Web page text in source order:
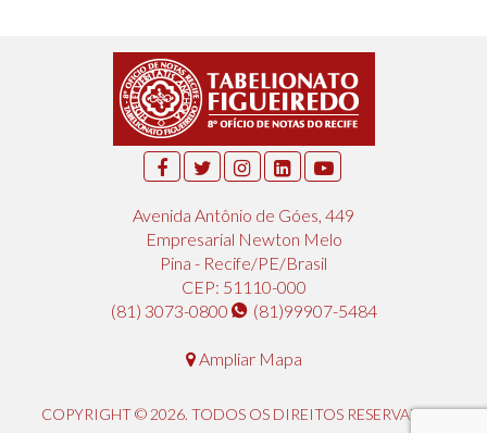
Avenida Antônio de Góes, 449
Empresarial Newton Melo
Pina - Recife/PE/Brasil
CEP: 51110-000
(81) 3073-0800
(81)99907-5484
Ampliar Mapa
COPYRIGHT © 2026. TODOS OS DIREITOS RESERVADOS.